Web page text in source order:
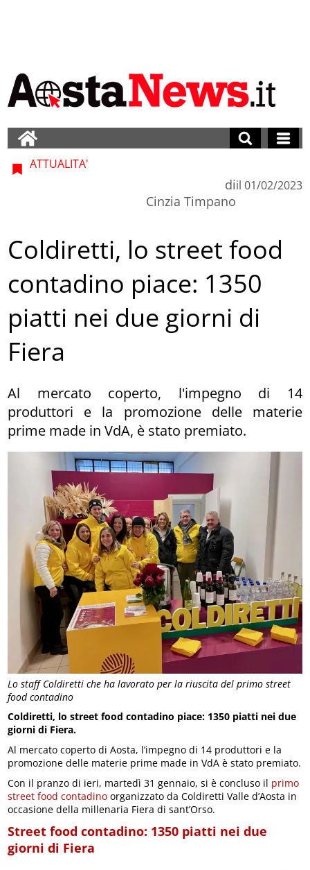
Lo staff Coldiretti che ha lavorato per la riuscita del primo street
food contadino
ATTUALITA'
di
Cinzia Timpano
il 01/02/2023
Coldiretti, lo street food
contadino piace: 1350
piatti nei due giorni di
Fiera
Al mercato coperto, l'impegno di 14
produttori e la promozione delle materie
prime made in VdA, è stato premiato.
Coldiretti, lo street food contadino piace: 1350 piatti nei due
giorni di Fiera.
Al mercato coperto di Aosta, l’impegno di 14 produttori e la
promozione delle materie prime made in VdA è stato premiato.
Con il pranzo di ieri, martedì 31 gennaio, si è concluso il primo
street food contadino organizzato da Coldiretti Valle d’Aosta in
occasione della millenaria Fiera di sant’Orso.
Street food contadino: 1350 piatti nei due
giorni di Fiera